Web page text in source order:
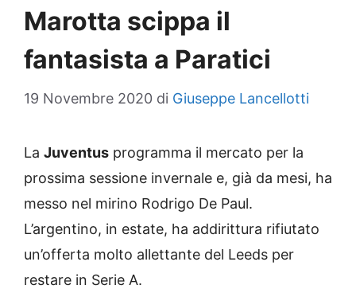
Marotta scippa il
fantasista a Paratici
19 Novembre 2020 di Giuseppe Lancellotti
La Juventus programma il mercato per la
prossima sessione invernale e, già da mesi, ha
messo nel mirino Rodrigo De Paul.
L’argentino, in estate, ha addirittura rifiutato
un’offerta molto allettante del Leeds per
restare in Serie A.